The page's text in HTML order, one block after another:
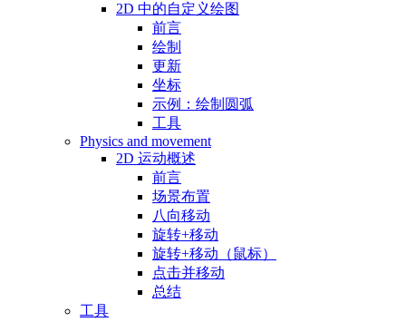
2D 中的自定义绘图
前言
绘制
更新
坐标
示例：绘制圆弧
工具
Physics and movement
2D 运动概述
前言
场景布置
八向移动
旋转+移动
旋转+移动（鼠标）
点击并移动
总结
工具